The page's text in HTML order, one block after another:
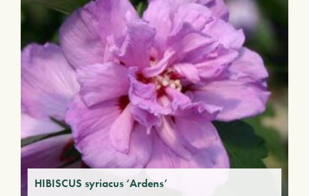
HIBISCUS syriacus ‘Ardens’